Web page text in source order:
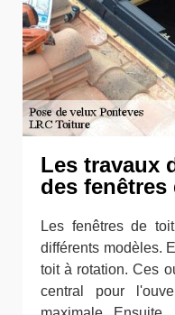
Les travaux
des
Les fenêtres de
différents modèles.
toit à rotation. Ces
central pour